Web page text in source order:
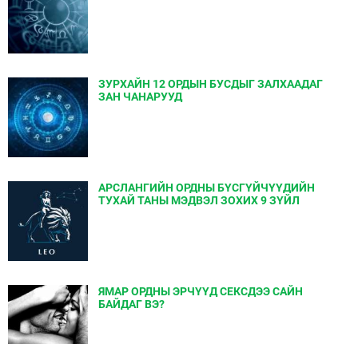
ЗУРХАЙН 12 ОРДЫН БУСДЫГ ЗАЛХААДАГ
ЗАН ЧАНАРУУД
АРСЛАНГИЙН ОРДНЫ БҮСГҮЙЧҮҮДИЙН
ТУХАЙ ТАНЫ МЭДВЭЛ ЗОХИХ 9 ЗҮЙЛ
ЯМАР ОРДНЫ ЭРЧҮҮД СЕКСДЭЭ САЙН
БАЙДАГ ВЭ?